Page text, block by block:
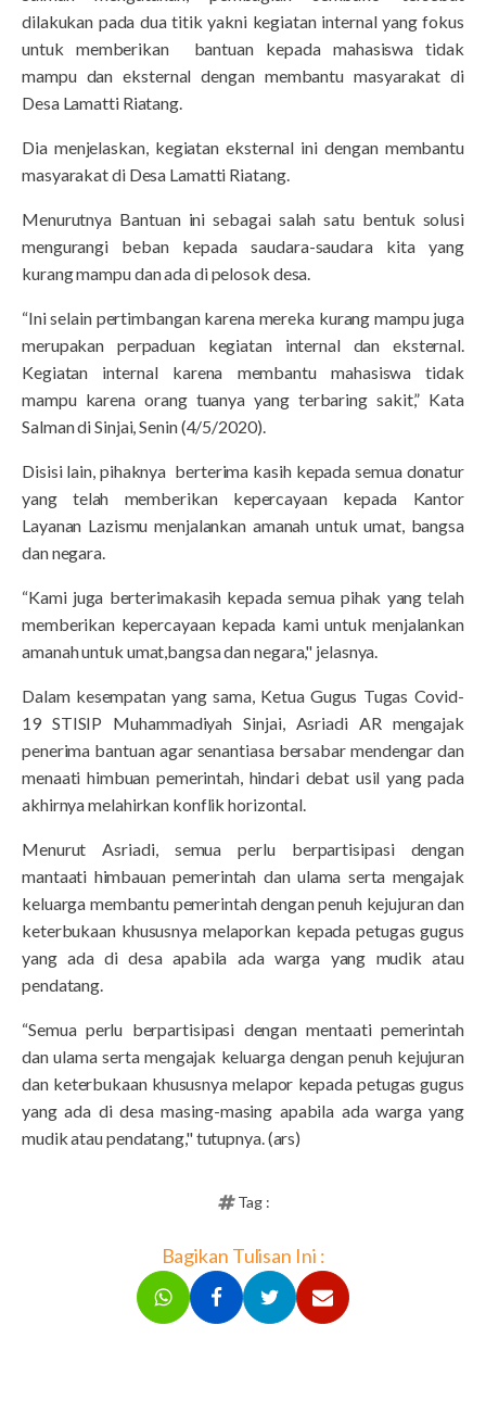
dilakukan pada dua titik yakni kegiatan internal yang fokus
untuk memberikan bantuan kepada mahasiswa tidak
mampu dan eksternal dengan membantu masyarakat di
Desa Lamatti Riatang.
Dia menjelaskan, kegiatan eksternal ini dengan membantu
masyarakat di Desa Lamatti Riatang.
Menurutnya Bantuan ini sebagai salah satu bentuk solusi
mengurangi beban kepada saudara-saudara kita yang
kurang mampu dan ada di pelosok desa.
“Ini selain pertimbangan karena mereka kurang mampu juga
merupakan perpaduan kegiatan internal dan eksternal.
Kegiatan internal karena membantu mahasiswa tidak
mampu karena orang tuanya yang terbaring sakit,” Kata
Salman di Sinjai, Senin (4/5/2020).
Disisi lain, pihaknya berterima kasih kepada semua donatur
yang telah memberikan kepercayaan kepada Kantor
Layanan Lazismu menjalankan amanah untuk umat, bangsa
dan negara.
“Kami juga berterimakasih kepada semua pihak yang telah
memberikan kepercayaan kepada kami untuk menjalankan
amanah untuk umat,bangsa dan negara," jelasnya.
Dalam kesempatan yang sama, Ketua Gugus Tugas Covid-
19 STISIP Muhammadiyah Sinjai, Asriadi AR mengajak
penerima bantuan agar senantiasa bersabar mendengar dan
menaati himbuan pemerintah, hindari debat usil yang pada
akhirnya melahirkan konflik horizontal.
Menurut Asriadi, semua perlu berpartisipasi dengan
mantaati himbauan pemerintah dan ulama serta mengajak
keluarga membantu pemerintah dengan penuh kejujuran dan
keterbukaan khususnya melaporkan kepada petugas gugus
yang ada di desa apabila ada warga yang mudik atau
pendatang.
“Semua perlu berpartisipasi dengan mentaati pemerintah
dan ulama serta mengajak keluarga dengan penuh kejujuran
dan keterbukaan khususnya melapor kepada petugas gugus
yang ada di desa masing-masing apabila ada warga yang
mudik atau pendatang," tutupnya. (ars)
Tag :
Bagikan Tulisan Ini :